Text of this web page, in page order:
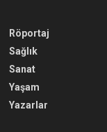
Röportaj
Sağlık
Sanat
Yaşam
Yazarlar